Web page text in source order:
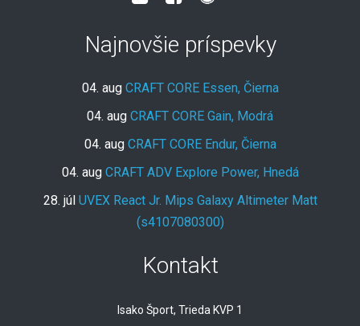
Najnovšie príspevky
04. aug CRAFT CORE Essen, Čierna
04. aug CRAFT CORE Gain, Modrá
04. aug CRAFT CORE Endur, Čierna
04. aug CRAFT ADV Explore Power, Hnedá
28. júl UVEX React Jr. Mips Galaxy Altimeter Matt
(s4107080300)
Kontakt
Isako Šport, Trieda KVP 1